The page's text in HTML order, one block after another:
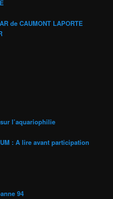
de CAUMONT LAPORTE
l’aquariophilie
: A lire avant participation
94